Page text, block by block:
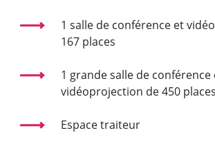
1 salle de conférence et
167 places
1 grande salle de conférence
vidéoprojection de 450 places
Espace traiteur